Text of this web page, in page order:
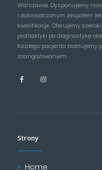
Warszawie. Dysponujemy
i doświadczonym zespołem
kwalifikacje. Oferujemy
profilaktyki po diagnostykę
Każdego pacjenta traktujemy
zaangażowaniem.
Strony
Home